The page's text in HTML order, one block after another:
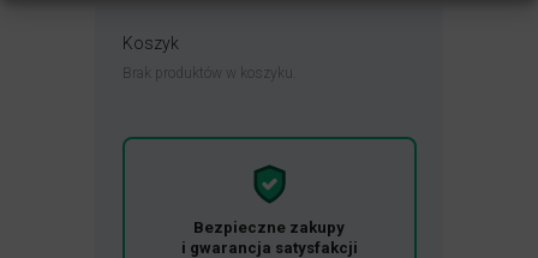
Koszyk
Brak produktów w koszyku.
Bezpieczne zakupy
i gwarancja satysfakcji